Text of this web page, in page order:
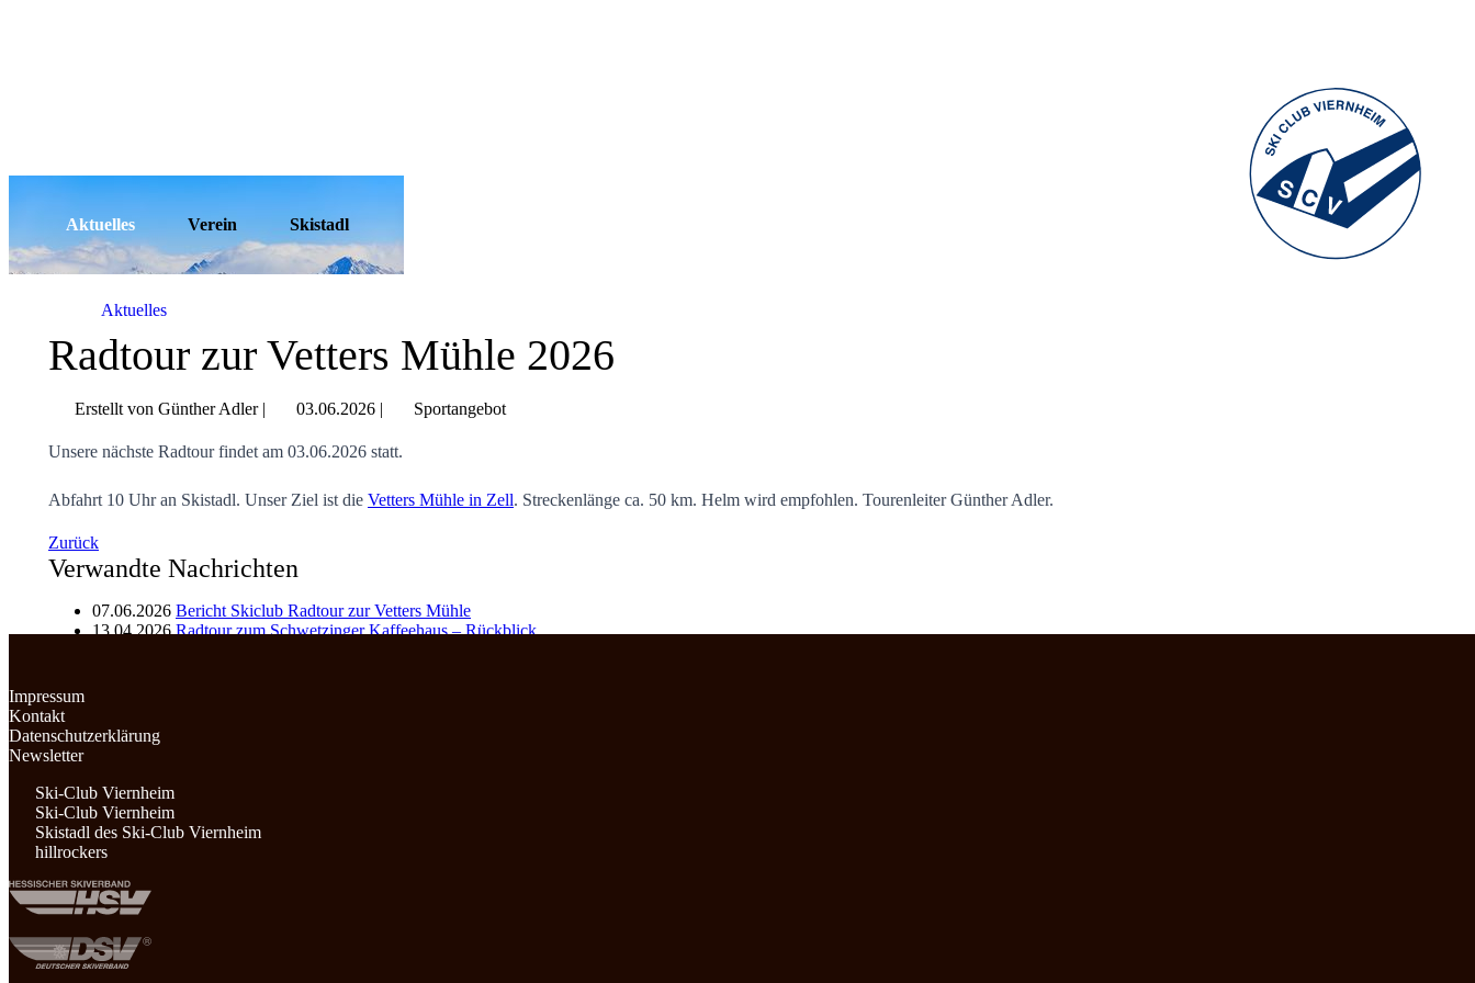
Aktuelles Verein Skistadl
Aktuelles
Radtour zur Vetters Mühle 2026
Erstellt von Günther Adler | 03.06.2026 | Sportangebot
Unsere nächste Radtour findet am 03.06.2026 statt.
Abfahrt 10 Uhr an Skistadl. Unser Ziel ist die Vetters Mühle in Zell. Streckenlänge ca. 50 km. Helm wird empfohlen. Tourenleiter Günther Adler.
Zurück
Verwandte Nachrichten
07.06.2026 Bericht Skiclub Radtour zur Vetters Mühle
13.04.2026Radtour zum Schwetzinger Kaffeehaus – Rückblick
(c) Vetters Mühle
Impressum
Kontakt
Datenschutzerklärung
Newsletter
Ski-Club Viernheim
Ski-Club Viernheim
Skistadl des Ski-Club Viernheim
hillrockers